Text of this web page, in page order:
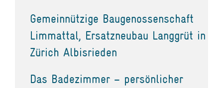
Gemeinnützige Baugenossenschaft
Limmattal, Ersatzneubau Langgrüt in
Zürich Albisrieden
Das Badezimmer – persönlicher